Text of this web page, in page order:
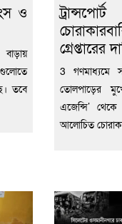
ও
তবে
গ্রেপ্তারের
3 গণমাধ্যমে
তোলপাড়ের
এজেন্সি’
আলোচিত